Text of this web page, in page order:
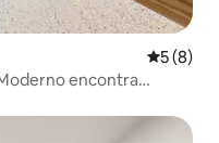
5 de
5 (8)
encontra